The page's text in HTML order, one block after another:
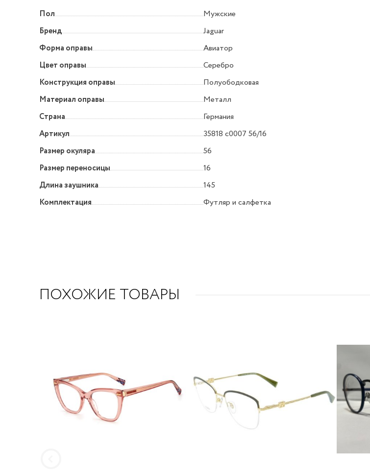
Пол
Мужские
Бренд
Jaguar
Форма оправы
Авиатор
Цвет оправы
Серебро
Конструкция оправы
Полуободковая
Материал оправы
Металл
Страна
Германия
Артикул
35818 c0007 56/16
Размер окуляра
56
Размер переносицы
16
Длина заушника
145
Комплектация
Футляр и салфетка
ПОХОЖИЕ ТОВАРЫ